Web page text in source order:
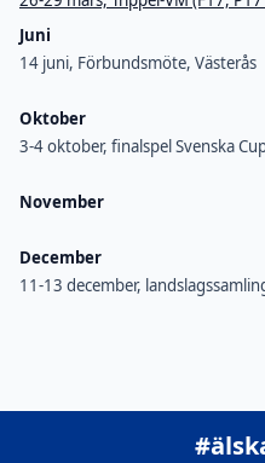
Juni
14 juni, Förbundsmöte, Västerås
Oktober
3-4 oktober, finalspel Svenska
November
December
11-13 december,